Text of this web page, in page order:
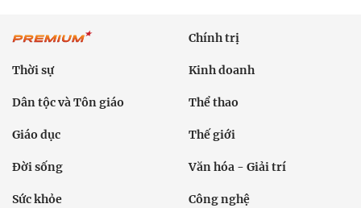
Chính trị
Thời sự Kinh doanh
Dân tộc và Tôn giáo Thể thao
Giáo dục Thế giới
Đời sống Văn hóa - Giải trí
Sức khỏe Công nghệ